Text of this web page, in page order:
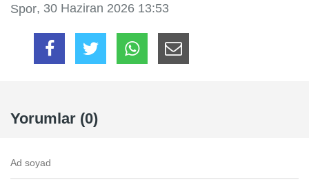
Spor, 30 Haziran 2026 13:53
Yorumlar (0)